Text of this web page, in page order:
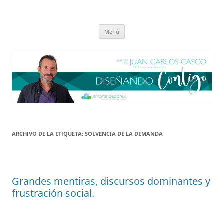
Menú
ARCHIVO DE LA ETIQUETA: SOLVENCIA DE LA DEMANDA
Grandes mentiras, discursos dominantes y
frustración social.